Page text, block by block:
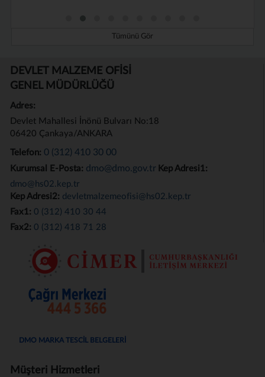
Tümünü Gör
DEVLET MALZEME OFİSİ
GENEL MÜDÜRLÜĞÜ
Adres:
Devlet Mahallesi İnönü Bulvarı No:18
06420 Çankaya/ANKARA
Telefon: 0 (312) 410 30 00
Kurumsal E-Posta: dmo@dmo.gov.tr Kep Adresi1:
dmo@hs02.kep.tr
Kep Adresi2: devletmalzemeofisi@hs02.kep.tr
Fax1: 0 (312) 410 30 44
Fax2: 0 (312) 418 71 28
DMO MARKA TESCİL BELGELERİ
Müşteri Hizmetleri